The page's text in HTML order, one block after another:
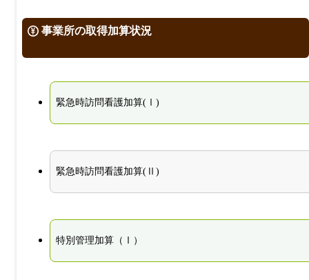
事業所の取得加算状況
緊急時訪問看護加算(Ⅰ)
緊急時訪問看護加算(Ⅱ)
特別管理加算（Ⅰ）